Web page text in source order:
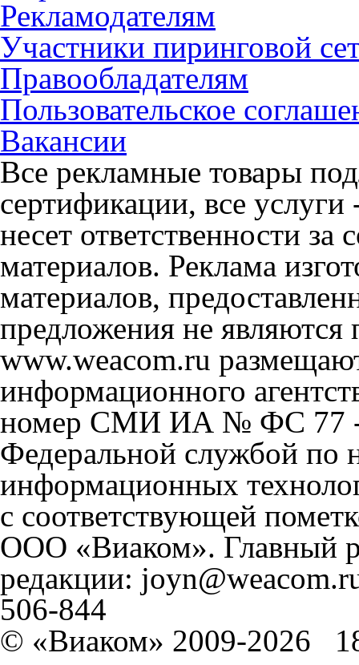
Рекламодателям
Участники пиринговой
Правообладателям
Пользовательское
Вакансии
Все рекламные товары
сертификации, все
несет ответственности
материалов. Реклама
материалов,
предложения не
www.weacom.ru
информационного
номер СМИ ИА № ФС 77 -
Федеральной службой по
информационных
с соответствующей
ООО «Виаком». Главный
редакции:
506-844
© «Виаком» 2009-2026